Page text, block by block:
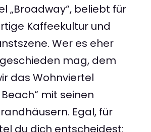
„Broadway“, beliebt für
Kaffeekultur und
Wer es eher
mag, dem
das Wohnviertel
mit seinen
Egal, für